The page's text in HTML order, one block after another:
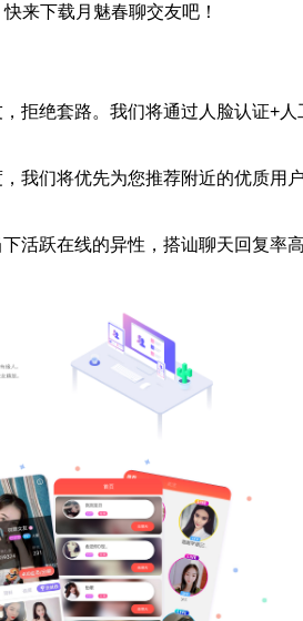
来下载月魅春聊交友吧！
拒绝套路。我们将通过人脸认证+
我们将优先为您推荐附近的优质用
活跃在线的异性，搭讪聊天回复率